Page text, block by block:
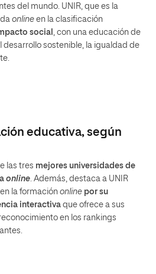
del mundo. UNIR, que es la
online en la clasificación
social , con una educación de
sostenible, la igualdad de
educativa, según
las tres mejores universidades de
online. Además, destaca a UNIR
la formación online por su
interactiva que ofrece a sus
en los rankings